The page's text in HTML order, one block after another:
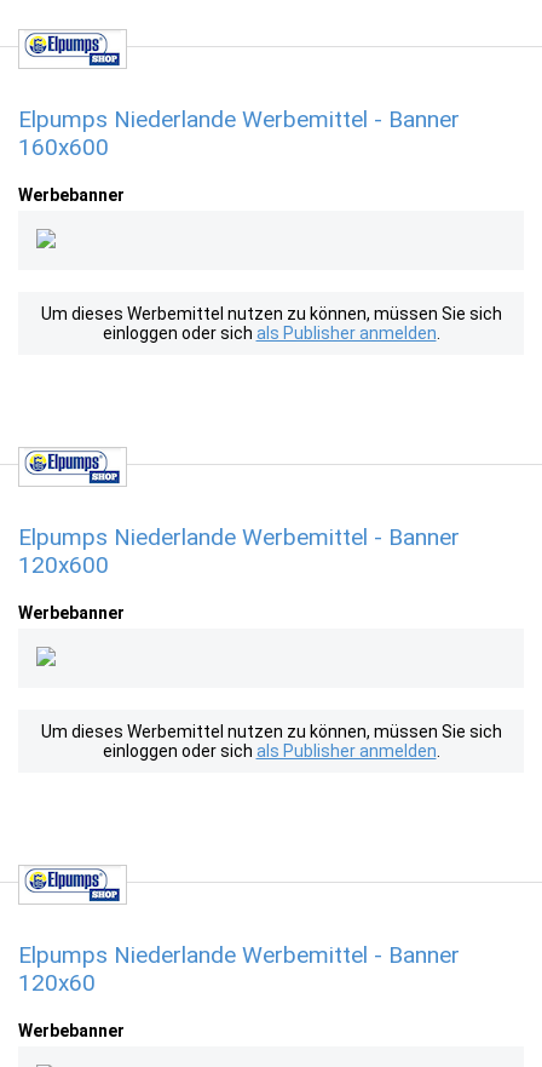
Elpumps Niederlande Werbemittel - Banner
160x600
Werbebanner
Um dieses Werbemittel nutzen zu können, müssen Sie sich
einloggen oder sich als Publisher anmelden
Elpumps Niederlande Werbemittel - Banner
120x600
Werbebanner
Um dieses Werbemittel nutzen zu können, müssen Sie sich
einloggen oder sich als Publisher anmelden
Elpumps Niederlande Werbemittel - Banner
120x60
Werbebanner